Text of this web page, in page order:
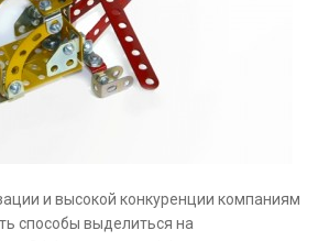
и высокой конкуренции компаниям
способы выделиться на